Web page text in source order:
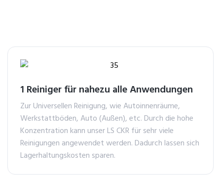
1 Reiniger für nahezu alle Anwendungen
Zur Universellen Reinigung, wie Autoinnenräume,
Werkstattböden, Auto (Außen), etc. Durch die hohe
Konzentration kann unser LS CKR für sehr viele
Reinigungen angewendet werden. Dadurch lassen sich
Lagerhaltungskosten sparen.